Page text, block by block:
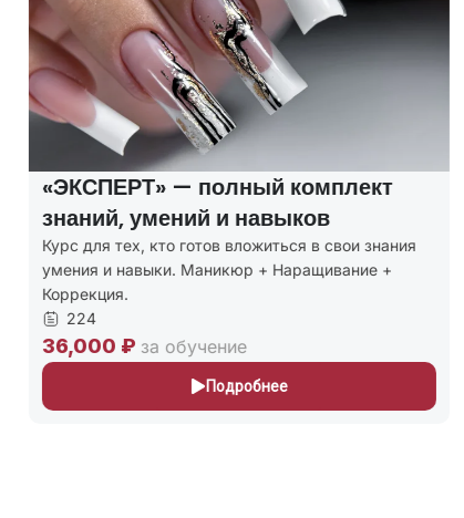
«ЭКСПЕРТ» — полный комплект
знаний, умений и навыков
Курс для тех, кто готов вложиться в свои знания
умения и навыки. Маникюр + Наращивание +
Коррекция.
224
36,000 ₽ за обучение
Подробнее